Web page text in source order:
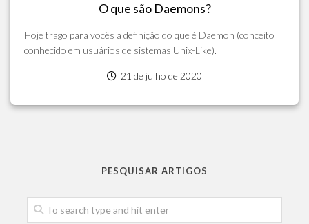
O que são Daemons?
Hoje trago para vocês a definição do que é Daemon (conceito
conhecido em usuários de sistemas Unix-Like).
21 de julho de 2020
PESQUISAR ARTIGOS